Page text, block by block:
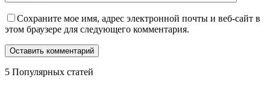
Сохраните мое имя, адрес электронной почты и веб-сайт в
этом браузере для следующего комментария.
5 Популярных статей